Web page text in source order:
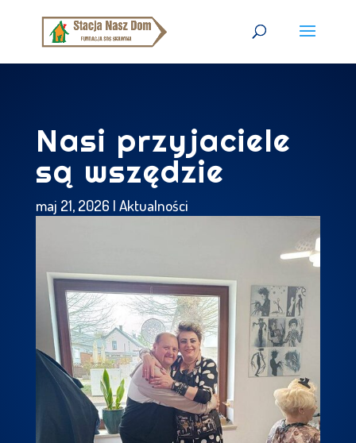
Nasi przyjaciele
są wszędzie
maj 21, 2026 | Aktualności